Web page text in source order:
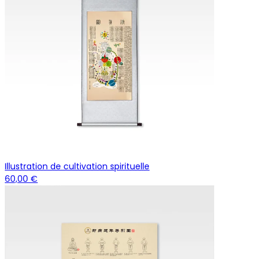
Illustration de cultivation spirituelle
60,00 €